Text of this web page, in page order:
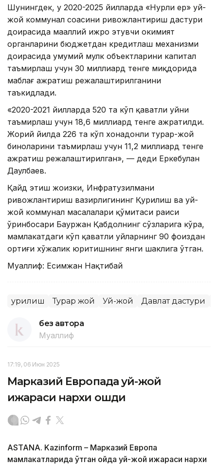
Шунингдек, у 2020-2025 йилларда «Нурли ер» уй-
жой коммунал соҳасини ривожлантириш дастури
доирасида маҳаллий ижро этувчи ҳокимият
органларини бюджетдан кредитлаш механизми
доирасида умумий мулк объектларини капитал
таъмирлаш учун 30 миллиард тенге миқдорида
маблағ ажратиш режалаштирилганини
таъкидлади.
«2020-2021 йилларда 520 та кўп қаватли уйни
таъмирлаш учун 18,6 миллиард тенге ажратилди.
Жорий йилда 226 та кўп хонадонли турар-жой
биноларини таъмирлаш учун 11,2 миллиард тенге
ажратиш режалаштирилган», — деди Еркебулан
Даулбаев.
Қайд этиш жоизки, Инфратузилмани
ривожлантириш вазирлигининг Қурилиш ва уй-
жой коммунал масалалари қўмитаси раиси
ўринбосари Бауржан Қабдолнинг сўзларига кўра,
мамлакатдаги кўп қаватли уйларнинг 90 фоиздан
ортиғи хўжалик юритишнинг янги шаклига ўтган.
Муаллиф: Есимжан Нақтибай
Қурилиш Турар жой Уй-жой Давлат дастури
без автора
Муаллиф
17:19, 06 Июн 2025
Марказий Европада уй-жой
ижараси нархи ошди
ASTANA. Kazinform – Марказий Европа
мамлакатларида ўтган ойда уй-жой ижараси нархи